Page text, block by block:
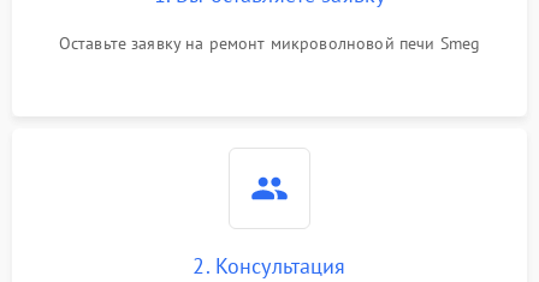
Не работают сенсорные
1000 ₽
Оставьте заявку на ремонт микроволновой печи Smeg
2. Консультация